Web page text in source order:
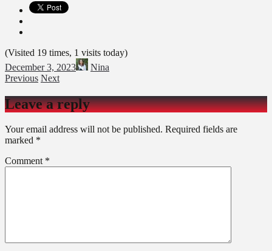
(Visited 19 times, 1 visits today)
December 3, 2023
Nina
Previous Next
Leave a reply
Your email address will not be published. Required fields are
marked *
Comment *